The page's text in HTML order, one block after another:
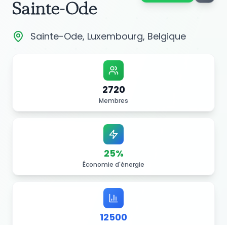
Sainte-Ode
Sainte-Ode, Luxembourg, Belgique
2720
Membres
25%
Économie d'énergie
12500